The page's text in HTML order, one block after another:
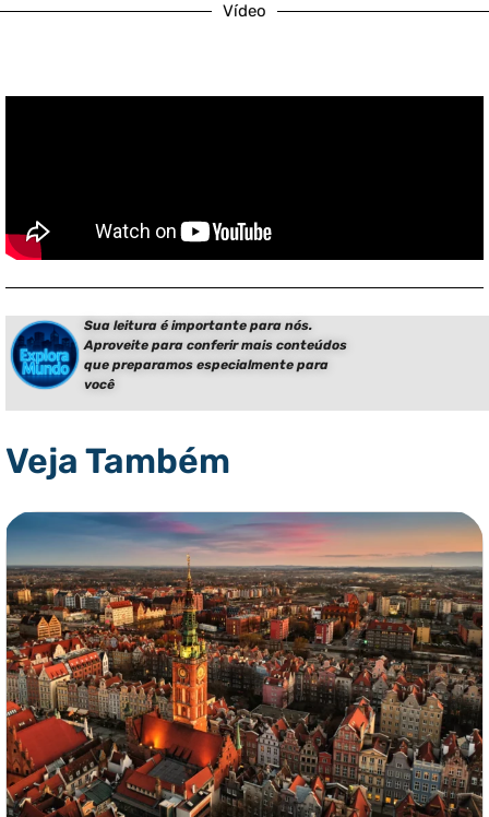
Vídeo
Sua leitura é importante para nós.
Aproveite para conferir mais conteúdos
que preparamos especialmente para
você
Veja Também